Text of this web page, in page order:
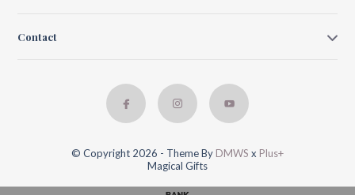
Contact
© Copyright 2026 - Theme By DMWS x Plus+
Magical Gifts